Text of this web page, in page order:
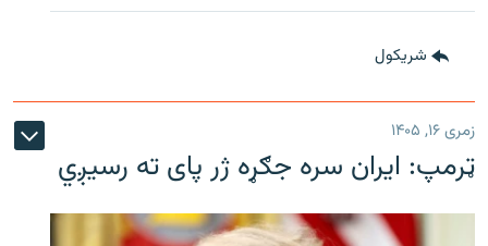
شريکول
زمری ۱۶, ۱۴۰۵
ټرمپ: ایران سره جګړه ژر پای ته رسیږي